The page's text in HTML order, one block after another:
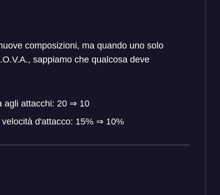
composizioni, ma quando uno solo
sappiamo che qualcosa deve
agli attacchi: 20 ⇒ 10
velocità d'attacco: 15% ⇒ 10%